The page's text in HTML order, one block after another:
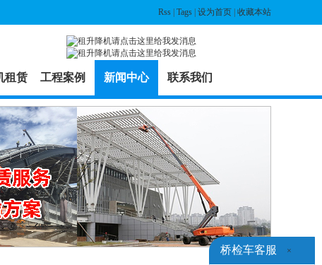
Rss Tags 设为首页 收藏本站
租赁 工程案例 新闻中心 联系我们
桥检车客服 ×